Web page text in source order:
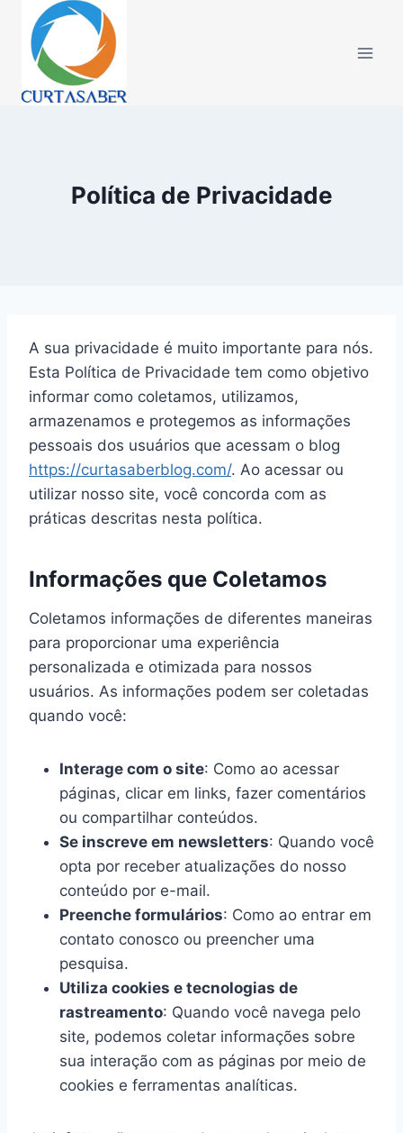
para
Conteúdo
Política de Privacidade
A sua privacidade é muito importante para nós.
Esta Política de Privacidade tem como objetivo
informar como coletamos, utilizamos,
armazenamos e protegemos as informações
pessoais dos usuários que acessam o blog
https://curtasaberblog.com/. Ao acessar ou
utilizar nosso site, você concorda com as
práticas descritas nesta política.
Informações que Coletamos
Coletamos informações de diferentes maneiras
para proporcionar uma experiência
personalizada e otimizada para nossos
usuários. As informações podem ser coletadas
quando você:
Interage com o site: Como ao acessar
páginas, clicar em links, fazer comentários
ou compartilhar conteúdos.
Se inscreve em newsletters: Quando você
opta por receber atualizações do nosso
conteúdo por e-mail.
Preenche formulários: Como ao entrar em
contato conosco ou preencher uma
pesquisa.
Utiliza cookies e tecnologias de
rastreamento: Quando você navega pelo
site, podemos coletar informações sobre
sua interação com as páginas por meio de
cookies e ferramentas analíticas.